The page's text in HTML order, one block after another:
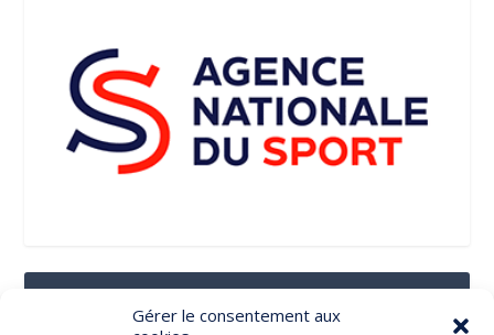
Gérer le consentement aux
Suivez-Nous Sur Les Réseaux Sociaux